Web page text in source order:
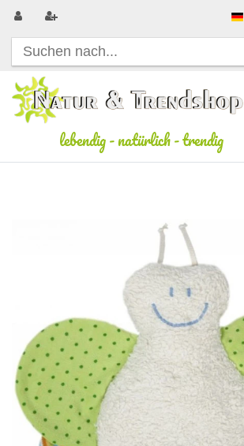
lebendig-natürlich-trendig